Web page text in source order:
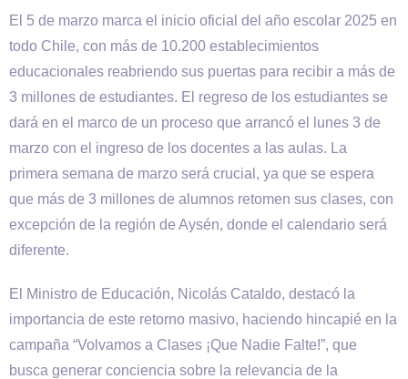
El 5 de marzo marca el inicio oficial del año escolar 2025 en
todo Chile, con más de 10.200 establecimientos
educacionales reabriendo sus puertas para recibir a más de
3 millones de estudiantes. El regreso de los estudiantes se
dará en el marco de un proceso que arrancó el lunes 3 de
marzo con el ingreso de los docentes a las aulas. La
primera semana de marzo será crucial, ya que se espera
que más de 3 millones de alumnos retomen sus clases, con
excepción de la región de Aysén, donde el calendario será
diferente.
El Ministro de Educación, Nicolás Cataldo, destacó la
importancia de este retorno masivo, haciendo hincapié en la
campaña “Volvamos a Clases ¡Que Nadie Falte!”, que
busca generar conciencia sobre la relevancia de la